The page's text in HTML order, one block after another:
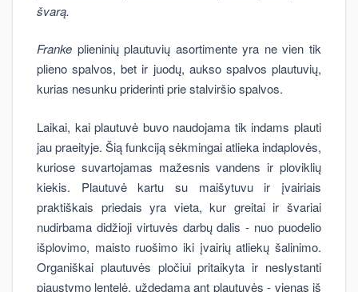
švarą.
Franke plieninių plautuvių asortimente yra ne vien tik
plieno spalvos, bet ir juodų, aukso spalvos plautuvių,
kurias nesunku priderinti prie stalviršio spalvos.
Laikai, kai plautuvė buvo naudojama tik indams plauti
jau praeityje. Šią funkciją sėkmingai atlieka indaplovės,
kuriose suvartojamas mažesnis vandens ir ploviklių
kiekis. Plautuvė kartu su maišytuvu ir įvairiais
praktiškais priedais yra vieta, kur greitai ir švariai
nudirbama didžioji virtuvės darbų dalis - nuo puodelio
išplovimo, maisto ruošimo iki įvairių atliekų šalinimo.
Organiškai plautuvės pločiui pritaikyta ir neslystanti
pjaustymo lentelė, uždedama ant plautuvės - vienas iš